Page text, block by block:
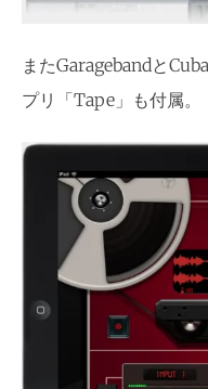
またGaragebandと
プリ「Tape」も付属。